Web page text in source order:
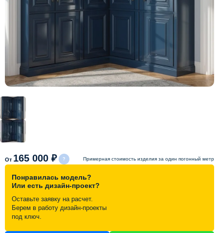
Рассрочка и кредит
Схема работы
Акции и скидки
Портфолио
Видеоотзывы
Контакты
От 165 000 ₽ Примерная стоимость изделия за один погонный метр
Понравилась модель?
Или есть дизайн-проект?
Оставьте заявку на расчет.
Берем в работу дизайн-проекты
под ключ.